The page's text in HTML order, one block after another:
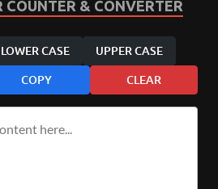
COUNTER & CONVERTER
LOWER CASE UPPER CASE
COPY CLEAR